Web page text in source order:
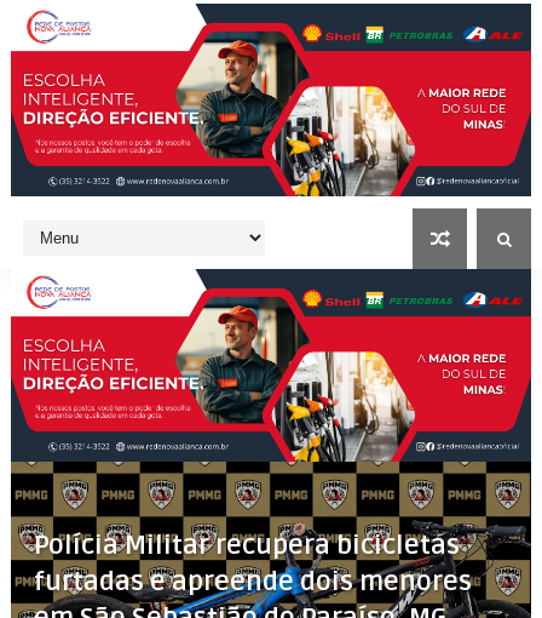
Polícia Militar recupera bicicletas
furtadas e apreende dois menores